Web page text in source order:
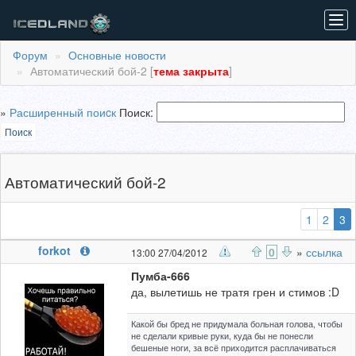
Форум
Основные новости
Автоматический бой-2 [тема закрыта]
» Расширенный поиcк Поиск:
Поиск
Автоматический бой-2
1 2 3
forkot
13:00 27/04/2012 0 » ссылка
Пумба-666
да, вылетишь не тратя грен и стимов :D
Какой бы бред не придумала больная голова, чтобы
не сделали кривые руки, куда бы не понесли
бешеные ноги, за всё приходится расплачиваться